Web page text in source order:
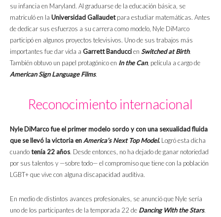
su infancia en Maryland. Al graduarse de la educación básica, se
matriculó en la Universidad Gallaudetpara estudiar matemáticas. Antes
de dedicar sus esfuerzos a su carrera como modelo, Nyle DiMarco
participó en algunos proyectos televisivos. Uno de sus trabajos más
importantes fue dar vida a Garrett Banduccien Switched at Birth.
También obtuvo un papel protagónico en In the Can, película a cargo de
American Sign Language Films.
Reconocimiento internacional
Nyle DiMarco fue el primer modelo sordo y con una sexualidad fluida
que se llevó la victoria enAmerica’s Next Top Model. Logró esta dicha
cuandotenía 22 años. Desde entonces, no ha dejado de ganar notoriedad
por sus talentos y —sobre todo— el compromiso que tiene con la población
LGBT+ que vive con alguna discapacidad auditiva.
En medio de distintos avances profesionales, se anunció que Nyle sería
uno de los participantes de la temporada 22 de Dancing With the Stars.